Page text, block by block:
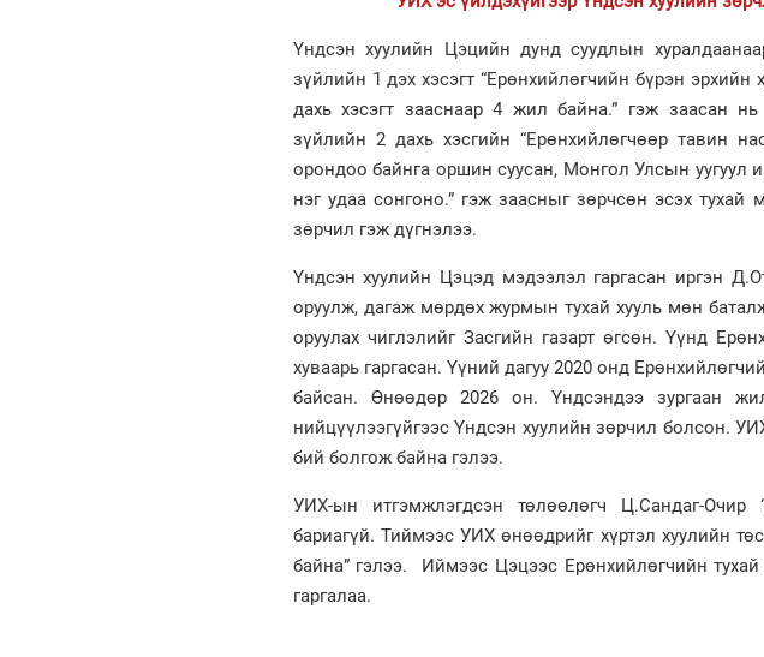
Үндсэн хуулийн Цэцийн дунд суудлын
зүйлийн 1 дэх хэсэгт “Ерөнхийлөгчийн бүрэн эрхийн
дахь хэсэгт зааснаар 4 жил байна.” гэж заасан
зүйлийн 2 дахь хэсгийн “Ерөнхийлөгчөөр тавин
орондоо байнга оршин суусан, Монгол Улсын уугуул
нэг удаа сонгоно.” гэж заасныг зөрчсөн эсэх
зөрчил гэж дүгнэлээ.
Үндсэн хуулийн Цэцэд мэдээлэл гаргасан иргэн
оруулж, дагаж мөрдөх журмын тухай хууль мөн
оруулах чиглэлийг Засгийн газарт өгсөн. Үүнд
хуваарь гаргасан. Үүний дагуу 2020 онд
байсан. Өнөөдөр 2026 он. Үндсэндээ зургаан
нийцүүлээгүйгээс Үндсэн хуулийн зөрчил болсон.
бий болгож байна гэлээ.
УИХ-ын итгэмжлэгдсэн төлөөлөгч Ц.Сандаг-Очир
бариагүй. Тиймээс УИХ өнөөдрийг хүртэл хуулийн
байна” гэлээ. Иймээс Цэцээс Ерөнхийлөгчийн
гаргалаа.